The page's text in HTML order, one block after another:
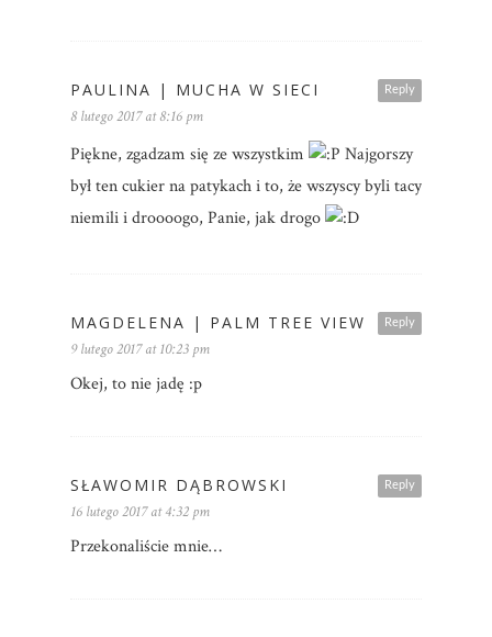
Reply
PAULINA | MUCHA W SIECI
8 lutego 2017 at 8:16 pm
Piękne, zgadzam się ze wszystkim
Najgorszy
był ten cukier na patykach i to, że wszyscy byli tacy
niemili i droooogo, Panie, jak drogo
Reply
MAGDELENA | PALM TREE VIEW
9 lutego 2017 at 10:23 pm
Okej, to nie jadę :p
Reply
SŁAWOMIR DĄBROWSKI
16 lutego 2017 at 4:32 pm
Przekonaliście mnie…